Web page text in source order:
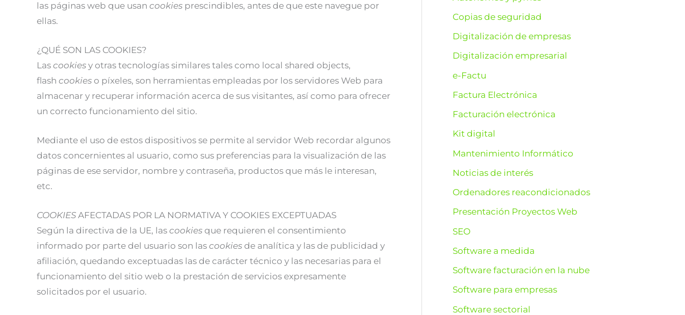
las páginas web que usan cookies prescindibles, antes de que este navegue por
ellas.
¿QUÉ SON LAS COOKIES?
Las cookies y otras tecnologías similares tales como local shared objects,
flash cookies o píxeles, son herramientas empleadas por los servidores Web para
almacenar y recuperar información acerca de sus visitantes, así como para ofrecer
un correcto funcionamiento del sitio.
Mediante el uso de estos dispositivos se permite al servidor Web recordar algunos
datos concernientes al usuario, como sus preferencias para la visualización de las
páginas de ese servidor, nombre y contraseña, productos que más le interesan,
etc.
COOKIES AFECTADAS POR LA NORMATIVA Y COOKIES EXCEPTUADAS
Según la directiva de la UE, las cookies que requieren el consentimiento
informado por parte del usuario son las cookies de analítica y las de publicidad y
afiliación, quedando exceptuadas las de carácter técnico y las necesarias para el
funcionamiento del sitio web o la prestación de servicios expresamente
solicitados por el usuario.
r
:
Copias de seguridad
Digitalización de empresas
Digitalización empresarial
e-Factu
Factura Electrónica
Facturación electrónica
Kit digital
Mantenimiento Informático
Noticias de interés
Ordenadores reacondicionados
Presentación Proyectos Web
SEO
Software a medida
Software facturación en la nube
Software para empresas
Software sectorial